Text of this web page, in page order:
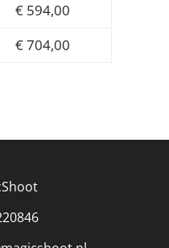
€ 594,00
€ 704,00